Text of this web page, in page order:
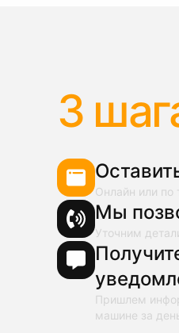
3
Онлайн или по
Мы
Уточним
Пришлем
машине за